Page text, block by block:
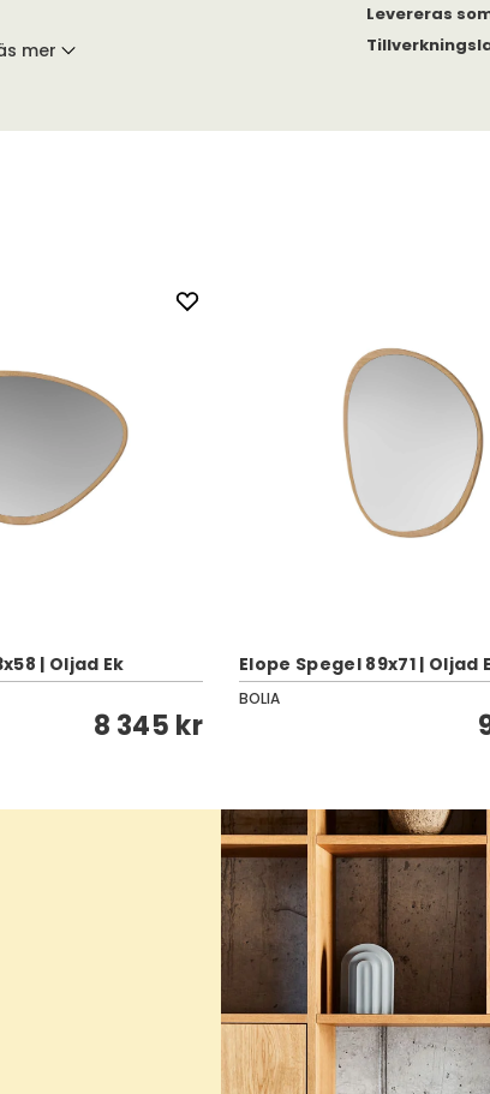
mer
Levereras
| Oljad Ek
8 345 kr
Elope Spegel 89x71 | Oljad
BOLIA